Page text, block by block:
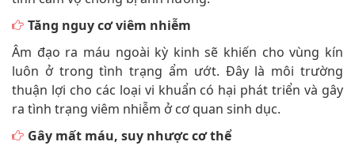
Tăng nguy cơ viêm nhiễm
Âm đạo ra máu ngoài kỳ kinh sẽ khiến cho vùng kín
luôn ở trong tình trạng ẩm ướt. Đây là môi trường
thuận lợi cho các loại vi khuẩn có hại phát triển và gây
ra tình trạng viêm nhiễm ở cơ quan sinh dục.
Gây mất máu, suy nhược cơ thể